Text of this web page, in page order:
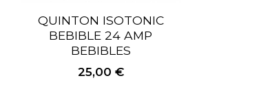
QUINTON ISOTONIC
BEBIBLE 24 AMP
BEBIBLES
25,00 €